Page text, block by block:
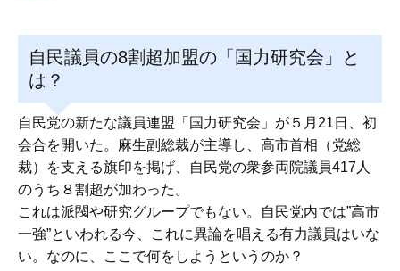
自民議員の8割超加盟の「国力研究会」と
は？
自民党の新たな議員連盟「国力研究会」が５月21日、初
会合を開いた。麻生副総裁が主導し、高市首相（党総
裁）を支える旗印を掲げ、自民党の衆参両院議員417人
のうち８割超が加わった。
これは派閥や研究グループでもない。自民党内では”高市
一強”といわれる今、これに異論を唱える有力議員はいな
い。なのに、ここで何をしようというのか？